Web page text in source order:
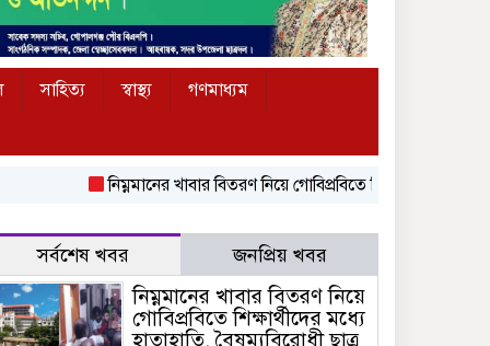
সাহিত্য স্বাস্থ্য
গণমাধ্যম
নিম্নমানের খাবার বিতরণ নিয়ে গোবিপ্রবিতে শিক্ষার্থীদের মধ্যে
সর্বশেষ খবর জনপ্রিয় খবর
নিম্নমানের খাবার বিতরণ নিয়ে
গোবিপ্রবিতে শিক্ষার্থীদের মধ্যে
হাতাহাতি, বৈষম্যবিরোধী ছাত্র